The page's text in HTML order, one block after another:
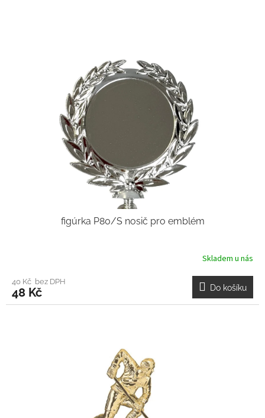
figúrka P80/S nosič pro emblém
Skladem u nás
40 Kč bez DPH
48 Kč Do košíku